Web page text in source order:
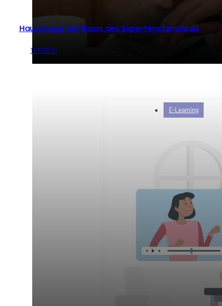
Hautpflege auf Basis des Expertenstandards
TUTOOLIO
E-Learning